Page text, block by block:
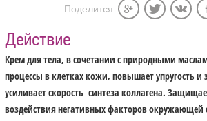
Поделится
Действие
Крем для тела, в сочетании с природными
процессы в клетках кожи, повышает упругость и
усиливает скорость синтеза коллагена.
воздействия негативных факторов окружающей